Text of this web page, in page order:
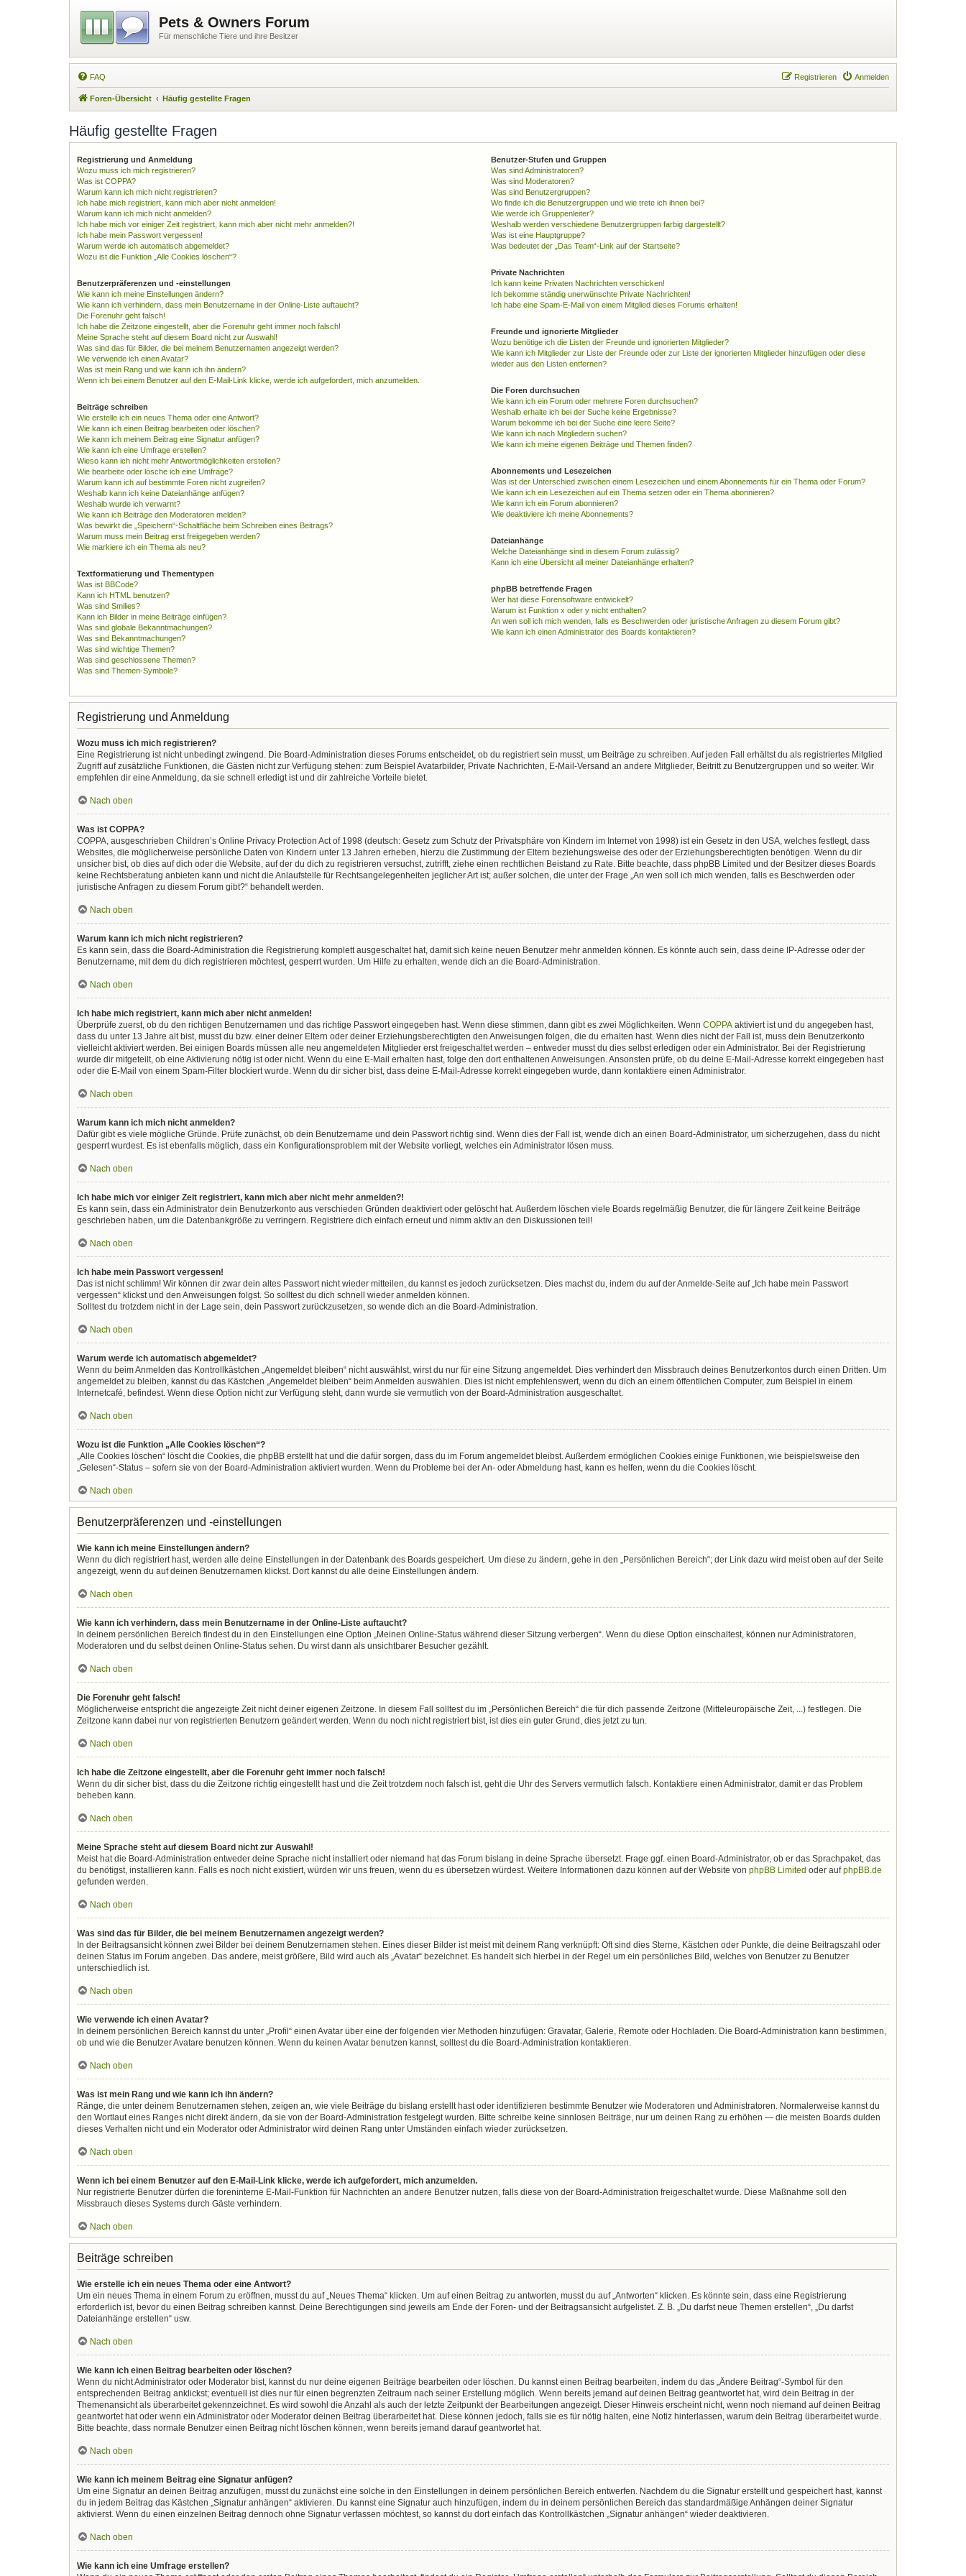
Pets & Owners Forum
Für menschliche Tiere und ihre Besitzer
FAQ Anmelden
Registrieren
Foren-Übersicht Häufig gestellte Fragen
Häufig gestellte Fragen
Registrierung und Anmeldung
Wozu muss ich mich registrieren?
Was ist COPPA?
Warum kann ich mich nicht registrieren?
Ich habe mich registriert, kann mich aber nicht anmelden!
Warum kann ich mich nicht anmelden?
Ich habe mich vor einiger Zeit registriert, kann mich aber nicht mehr anmelden?!
Ich habe mein Passwort vergessen!
Warum werde ich automatisch abgemeldet?
Wozu ist die Funktion „Alle Cookies löschen“?
Benutzerpräferenzen und -einstellungen
Wie kann ich meine Einstellungen ändern?
Wie kann ich verhindern, dass mein Benutzername in der Online-Liste auftaucht?
Die Forenuhr geht falsch!
Ich habe die Zeitzone eingestellt, aber die Forenuhr geht immer noch falsch!
Meine Sprache steht auf diesem Board nicht zur Auswahl!
Was sind das für Bilder, die bei meinem Benutzernamen angezeigt werden?
Wie verwende ich einen Avatar?
Was ist mein Rang und wie kann ich ihn ändern?
Wenn ich bei einem Benutzer auf den E-Mail-Link klicke, werde ich aufgefordert, mich anzumelden.
Beiträge schreiben
Wie erstelle ich ein neues Thema oder eine Antwort?
Wie kann ich einen Beitrag bearbeiten oder löschen?
Wie kann ich meinem Beitrag eine Signatur anfügen?
Wie kann ich eine Umfrage erstellen?
Wieso kann ich nicht mehr Antwortmöglichkeiten erstellen?
Wie bearbeite oder lösche ich eine Umfrage?
Warum kann ich auf bestimmte Foren nicht zugreifen?
Weshalb kann ich keine Dateianhänge anfügen?
Weshalb wurde ich verwarnt?
Wie kann ich Beiträge den Moderatoren melden?
Was bewirkt die „Speichern“-Schaltfläche beim Schreiben eines Beitrags?
Warum muss mein Beitrag erst freigegeben werden?
Wie markiere ich ein Thema als neu?
Textformatierung und Thementypen
Was ist BBCode?
Kann ich HTML benutzen?
Was sind Smilies?
Kann ich Bilder in meine Beiträge einfügen?
Was sind globale Bekanntmachungen?
Was sind Bekanntmachungen?
Was sind wichtige Themen?
Was sind geschlossene Themen?
Was sind Themen-Symbole?
Benutzer-Stufen und Gruppen
Was sind Administratoren?
Was sind Moderatoren?
Was sind Benutzergruppen?
Wo finde ich die Benutzergruppen und wie trete ich ihnen bei?
Wie werde ich Gruppenleiter?
Weshalb werden verschiedene Benutzergruppen farbig dargestellt?
Was ist eine Hauptgruppe?
Was bedeutet der „Das Team“-Link auf der Startseite?
Private Nachrichten
Ich kann keine Privaten Nachrichten verschicken!
Ich bekomme ständig unerwünschte Private Nachrichten!
Ich habe eine Spam-E-Mail von einem Mitglied dieses Forums erhalten!
Freunde und ignorierte Mitglieder
Wozu benötige ich die Listen der Freunde und ignorierten Mitglieder?
Wie kann ich Mitglieder zur Liste der Freunde oder zur Liste der ignorierten Mitglieder hinzufügen oder diese
wieder aus den Listen entfernen?
Die Foren durchsuchen
Wie kann ich ein Forum oder mehrere Foren durchsuchen?
Weshalb erhalte ich bei der Suche keine Ergebnisse?
Warum bekomme ich bei der Suche eine leere Seite?
Wie kann ich nach Mitgliedern suchen?
Wie kann ich meine eigenen Beiträge und Themen finden?
Abonnements und Lesezeichen
Was ist der Unterschied zwischen einem Lesezeichen und einem Abonnements für ein Thema oder Forum?
Wie kann ich ein Lesezeichen auf ein Thema setzen oder ein Thema abonnieren?
Wie kann ich ein Forum abonnieren?
Wie deaktiviere ich meine Abonnements?
Dateianhänge
Welche Dateianhänge sind in diesem Forum zulässig?
Kann ich eine Übersicht all meiner Dateianhänge erhalten?
phpBB betreffende Fragen
Wer hat diese Forensoftware entwickelt?
Warum ist Funktion x oder y nicht enthalten?
An wen soll ich mich wenden, falls es Beschwerden oder juristische Anfragen zu diesem Forum gibt?
Wie kann ich einen Administrator des Boards kontaktieren?
Registrierung und Anmeldung
Wozu muss ich mich registrieren?
Eine Registrierung ist nicht unbedingt zwingend. Die Board-Administration dieses Forums entscheidet, ob du registriert sein musst, um Beiträge zu schreiben. Auf jeden Fall erhältst du als registriertes Mitglied
Zugriff auf zusätzliche Funktionen, die Gästen nicht zur Verfügung stehen: zum Beispiel Avatarbilder, Private Nachrichten, E-Mail-Versand an andere Mitglieder, Beitritt zu Benutzergruppen und so weiter. Wir
empfehlen dir eine Anmeldung, da sie schnell erledigt ist und dir zahlreiche Vorteile bietet.
Nach oben
Was ist COPPA?
COPPA, ausgeschrieben Children’s Online Privacy Protection Act of 1998 (deutsch: Gesetz zum Schutz der Privatsphäre von Kindern im Internet von 1998) ist ein Gesetz in den USA, welches festlegt, dass
Websites, die möglicherweise persönliche Daten von Kindern unter 13 Jahren erheben, hierzu die Zustimmung der Eltern beziehungsweise des oder der Erziehungsberechtigten benötigen. Wenn du dir
unsicher bist, ob dies auf dich oder die Website, auf der du dich zu registrieren versuchst, zutrifft, ziehe einen rechtlichen Beistand zu Rate. Bitte beachte, dass phpBB Limited und der Besitzer dieses Boards
keine Rechtsberatung anbieten kann und nicht die Anlaufstelle für Rechtsangelegenheiten jeglicher Art ist; außer solchen, die unter der Frage „An wen soll ich mich wenden, falls es Beschwerden oder
juristische Anfragen zu diesem Forum gibt?“ behandelt werden.
Nach oben
Warum kann ich mich nicht registrieren?
Es kann sein, dass die Board-Administration die Registrierung komplett ausgeschaltet hat, damit sich keine neuen Benutzer mehr anmelden können. Es könnte auch sein, dass deine IP-Adresse oder der
Benutzername, mit dem du dich registrieren möchtest, gesperrt wurden. Um Hilfe zu erhalten, wende dich an die Board-Administration.
Nach oben
Ich habe mich registriert, kann mich aber nicht anmelden!
Überprüfe zuerst, ob du den richtigen Benutzernamen und das richtige Passwort eingegeben hast. Wenn diese stimmen, dann gibt es zwei Möglichkeiten. Wenn COPPA aktiviert ist und du angegeben hast,
dass du unter 13 Jahre alt bist, musst du bzw. einer deiner Eltern oder deiner Erziehungsberechtigten den Anweisungen folgen, die du erhalten hast. Wenn dies nicht der Fall ist, muss dein Benutzerkonto
vielleicht aktiviert werden. Bei einigen Boards müssen alle neu angemeldeten Mitglieder erst freigeschaltet werden – entweder musst du dies selbst erledigen oder ein Administrator. Bei der Registrierung
wurde dir mitgeteilt, ob eine Aktivierung nötig ist oder nicht. Wenn du eine E-Mail erhalten hast, folge den dort enthaltenen Anweisungen. Ansonsten prüfe, ob du deine E-Mail-Adresse korrekt eingegeben hast
oder die E-Mail von einem Spam-Filter blockiert wurde. Wenn du dir sicher bist, dass deine E-Mail-Adresse korrekt eingegeben wurde, dann kontaktiere einen Administrator.
Nach oben
Warum kann ich mich nicht anmelden?
Dafür gibt es viele mögliche Gründe. Prüfe zunächst, ob dein Benutzername und dein Passwort richtig sind. Wenn dies der Fall ist, wende dich an einen Board-Administrator, um sicherzugehen, dass du nicht
gesperrt wurdest. Es ist ebenfalls möglich, dass ein Konfigurationsproblem mit der Website vorliegt, welches ein Administrator lösen muss.
Nach oben
Ich habe mich vor einiger Zeit registriert, kann mich aber nicht mehr anmelden?!
Es kann sein, dass ein Administrator dein Benutzerkonto aus verschieden Gründen deaktiviert oder gelöscht hat. Außerdem löschen viele Boards regelmäßig Benutzer, die für längere Zeit keine Beiträge
geschrieben haben, um die Datenbankgröße zu verringern. Registriere dich einfach erneut und nimm aktiv an den Diskussionen teil!
Nach oben
Ich habe mein Passwort vergessen!
Das ist nicht schlimm! Wir können dir zwar dein altes Passwort nicht wieder mitteilen, du kannst es jedoch zurücksetzen. Dies machst du, indem du auf der Anmelde-Seite auf „Ich habe mein Passwort
vergessen“ klickst und den Anweisungen folgst. So solltest du dich schnell wieder anmelden können.
Solltest du trotzdem nicht in der Lage sein, dein Passwort zurückzusetzen, so wende dich an die Board-Administration.
Nach oben
Warum werde ich automatisch abgemeldet?
Wenn du beim Anmelden das Kontrollkästchen „Angemeldet bleiben“ nicht auswählst, wirst du nur für eine Sitzung angemeldet. Dies verhindert den Missbrauch deines Benutzerkontos durch einen Dritten. Um
angemeldet zu bleiben, kannst du das Kästchen „Angemeldet bleiben“ beim Anmelden auswählen. Dies ist nicht empfehlenswert, wenn du dich an einem öffentlichen Computer, zum Beispiel in einem
Internetcafé, befindest. Wenn diese Option nicht zur Verfügung steht, dann wurde sie vermutlich von der Board-Administration ausgeschaltet.
Nach oben
Wozu ist die Funktion „Alle Cookies löschen“?
„Alle Cookies löschen“ löscht die Cookies, die phpBB erstellt hat und die dafür sorgen, dass du im Forum angemeldet bleibst. Außerdem ermöglichen Cookies einige Funktionen, wie beispielsweise den
„Gelesen“-Status – sofern sie von der Board-Administration aktiviert wurden. Wenn du Probleme bei der An- oder Abmeldung hast, kann es helfen, wenn du die Cookies löscht.
Nach oben
Benutzerpräferenzen und -einstellungen
Wie kann ich meine Einstellungen ändern?
Wenn du dich registriert hast, werden alle deine Einstellungen in der Datenbank des Boards gespeichert. Um diese zu ändern, gehe in den „Persönlichen Bereich“; der Link dazu wird meist oben auf der Seite
angezeigt, wenn du auf deinen Benutzernamen klickst. Dort kannst du alle deine Einstellungen ändern.
Nach oben
Wie kann ich verhindern, dass mein Benutzername in der Online-Liste auftaucht?
In deinem persönlichen Bereich findest du in den Einstellungen eine Option „Meinen Online-Status während dieser Sitzung verbergen“. Wenn du diese Option einschaltest, können nur Administratoren,
Moderatoren und du selbst deinen Online-Status sehen. Du wirst dann als unsichtbarer Besucher gezählt.
Nach oben
Die Forenuhr geht falsch!
Möglicherweise entspricht die angezeigte Zeit nicht deiner eigenen Zeitzone. In diesem Fall solltest du im „Persönlichen Bereich“ die für dich passende Zeitzone (Mitteleuropäische Zeit, ...) festlegen. Die
Zeitzone kann dabei nur von registrierten Benutzern geändert werden. Wenn du noch nicht registriert bist, ist dies ein guter Grund, dies jetzt zu tun.
Nach oben
Ich habe die Zeitzone eingestellt, aber die Forenuhr geht immer noch falsch!
Wenn du dir sicher bist, dass du die Zeitzone richtig eingestellt hast und die Zeit trotzdem noch falsch ist, geht die Uhr des Servers vermutlich falsch. Kontaktiere einen Administrator, damit er das Problem
beheben kann.
Nach oben
Meine Sprache steht auf diesem Board nicht zur Auswahl!
Meist hat die Board-Administration entweder deine Sprache nicht installiert oder niemand hat das Forum bislang in deine Sprache übersetzt. Frage ggf. einen Board-Administrator, ob er das Sprachpaket, das
du benötigst, installieren kann. Falls es noch nicht existiert, würden wir uns freuen, wenn du es übersetzen würdest. Weitere Informationen dazu können auf der Website von phpBB Limited oder aufphpBB.de
gefunden werden.
Nach oben
Was sind das für Bilder, die bei meinem Benutzernamen angezeigt werden?
In der Beitragsansicht können zwei Bilder bei deinem Benutzernamen stehen. Eines dieser Bilder ist meist mit deinem Rang verknüpft: Oft sind dies Sterne, Kästchen oder Punkte, die deine Beitragszahl oder
deinen Status im Forum angeben. Das andere, meist größere, Bild wird auch als „Avatar“ bezeichnet. Es handelt sich hierbei in der Regel um ein persönliches Bild, welches von Benutzer zu Benutzer
unterschiedlich ist.
Nach oben
Wie verwende ich einen Avatar?
In deinem persönlichen Bereich kannst du unter „Profil“ einen Avatar über eine der folgenden vier Methoden hinzufügen: Gravatar, Galerie, Remote oder Hochladen. Die Board-Administration kann bestimmen,
ob und wie die Benutzer Avatare benutzen können. Wenn du keinen Avatar benutzen kannst, solltest du die Board-Administration kontaktieren.
Nach oben
Was ist mein Rang und wie kann ich ihn ändern?
Ränge, die unter deinem Benutzernamen stehen, zeigen an, wie viele Beiträge du bislang erstellt hast oder identifizieren bestimmte Benutzer wie Moderatoren und Administratoren. Normalerweise kannst du
den Wortlaut eines Ranges nicht direkt ändern, da sie von der Board-Administration festgelegt wurden. Bitte schreibe keine sinnlosen Beiträge, nur um deinen Rang zu erhöhen — die meisten Boards dulden
dieses Verhalten nicht und ein Moderator oder Administrator wird deinen Rang unter Umständen einfach wieder zurücksetzen.
Nach oben
Wenn ich bei einem Benutzer auf den E-Mail-Link klicke, werde ich aufgefordert, mich anzumelden.
Nur registrierte Benutzer dürfen die foreninterne E-Mail-Funktion für Nachrichten an andere Benutzer nutzen, falls diese von der Board-Administration freigeschaltet wurde. Diese Maßnahme soll den
Missbrauch dieses Systems durch Gäste verhindern.
Nach oben
Beiträge schreiben
Wie erstelle ich ein neues Thema oder eine Antwort?
Um ein neues Thema in einem Forum zu eröffnen, musst du auf „Neues Thema“ klicken. Um auf einen Beitrag zu antworten, musst du auf „Antworten“ klicken. Es könnte sein, dass eine Registrierung
erforderlich ist, bevor du einen Beitrag schreiben kannst. Deine Berechtigungen sind jeweils am Ende der Foren- und der Beitragsansicht aufgelistet. Z. B. „Du darfst neue Themen erstellen“, „Du darfst
Dateianhänge erstellen“ usw.
Nach oben
Wie kann ich einen Beitrag bearbeiten oder löschen?
Wenn du nicht Administrator oder Moderator bist, kannst du nur deine eigenen Beiträge bearbeiten oder löschen. Du kannst einen Beitrag bearbeiten, indem du das „Ändere Beitrag“-Symbol für den
entsprechenden Beitrag anklickst; eventuell ist dies nur für einen begrenzten Zeitraum nach seiner Erstellung möglich. Wenn bereits jemand auf deinen Beitrag geantwortet hat, wird dein Beitrag in der
Themenansicht als überarbeitet gekennzeichnet. Es wird sowohl die Anzahl als auch der letzte Zeitpunkt der Bearbeitungen angezeigt. Dieser Hinweis erscheint nicht, wenn noch niemand auf deinen Beitrag
geantwortet hat oder wenn ein Administrator oder Moderator deinen Beitrag überarbeitet hat. Diese können jedoch, falls sie es für nötig halten, eine Notiz hinterlassen, warum dein Beitrag überarbeitet wurde.
Bitte beachte, dass normale Benutzer einen Beitrag nicht löschen können, wenn bereits jemand darauf geantwortet hat.
Nach oben
Wie kann ich meinem Beitrag eine Signatur anfügen?
Um eine Signatur an deinen Beitrag anzufügen, musst du zunächst eine solche in den Einstellungen in deinem persönlichen Bereich entwerfen. Nachdem du die Signatur erstellt und gespeichert hast, kannst
du in jedem Beitrag das Kästchen „Signatur anhängen“ aktivieren. Du kannst eine Signatur auch hinzufügen, indem du in deinem persönlichen Bereich das standardmäßige Anhängen deiner Signatur
aktivierst. Wenn du einen einzelnen Beitrag dennoch ohne Signatur verfassen möchtest, so kannst du dort einfach das Kontrollkästchen „Signatur anhängen“ wieder deaktivieren.
Nach oben
Wie kann ich eine Umfrage erstellen?